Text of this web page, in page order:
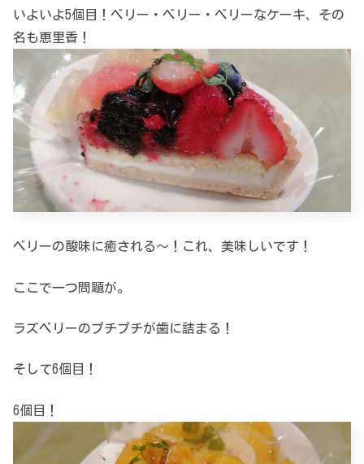
いよいよ5個目！ベリー・ベリー・ベリーなケーキ、その
名も恵里香！
ベリーの酸味に癒される～！これ、美味しいです！
ここで一つ問題が。
ラズベリーのプチプチが歯に詰まる！
そして6個目！
6個目！